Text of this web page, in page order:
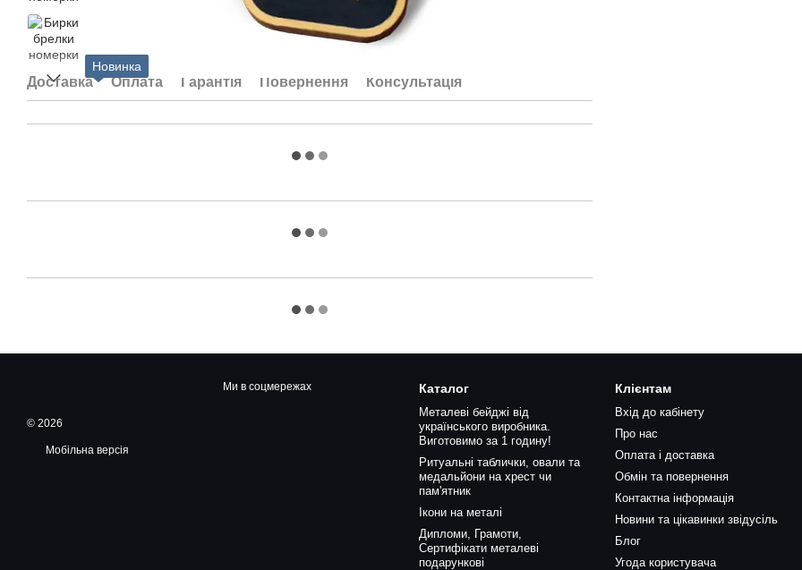
Новинка
Доставка Оплата Гарантія Повернення Консультація
© 2026
Мобільна версія
Ми в соцмережах Каталог
Металеві бейджі від
українського виробника.
Виготовимо за 1 годину!
Ритуальні таблички, овали та
медальйони на хрест чи
пам'ятник
Ікони на металі
Дипломи, Грамоти,
Сертифікати металеві
подарункові
Клієнтам
Вхід до кабінету
Про нас
Оплата і доставка
Обмін та повернення
Контактна інформація
Новини та цікавинки звідусіль
Блог
Угода користувача